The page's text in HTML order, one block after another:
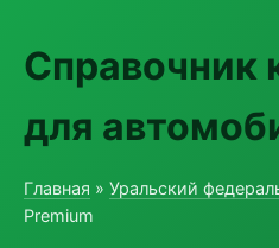
Справочник
для
Главная » Уральский
Premium